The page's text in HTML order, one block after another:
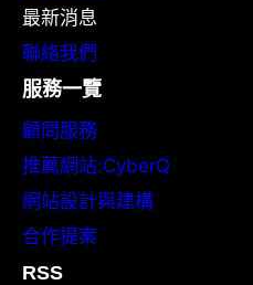
最新消息
聯絡我們
服務一覽
顧問服務
推薦網站:CyberQ
網站設計與建構
合作提案
RSS